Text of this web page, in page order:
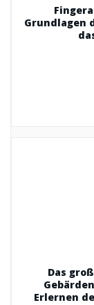
Grundlagen
Das
Erlernen